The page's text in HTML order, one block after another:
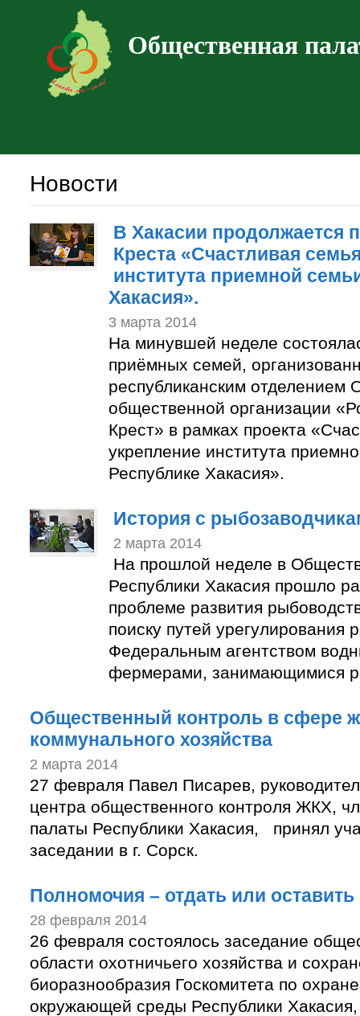
Общественная
Новости
В Хакасии продолжается
Креста «Счастливая
института приемной
Хакасия».
3 марта 2014
На минувшей неделе
приёмных семей,
республиканским отделением
общественной организации
Крест» в рамках проекта
укрепление института
Республике Хакасия».
История с
2 марта 2014
На прошлой неделе в
Республики Хакасия прошло
проблеме развития
поиску путей урегулирования
Федеральным агентством
фермерами, занимающимися
Общественный контроль в сфере
коммунального хозяйства
2 марта 2014
27 февраля Павел Писарев,
центра общественного контроля ЖКХ,
палаты Республики Хакасия, принял
заседании в г. Сорск.
Полномочия – отдать или оставить
28 февраля 2014
26 февраля состоялось заседание
области охотничьего хозяйства и
биоразнообразия Госкомитета по
окружающей среды Республики